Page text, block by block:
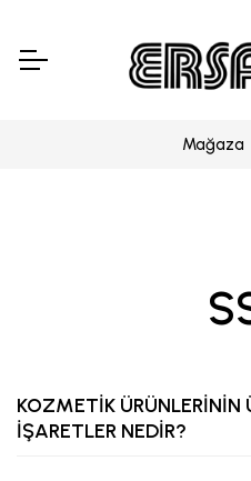
Mağaza
KOZMETİK ÜRÜNLERİNİN
İŞARETLER NEDİR?